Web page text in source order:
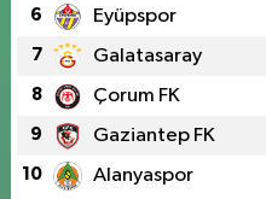
6 Eyüpspor
7 Galatasaray
8 Çorum FK
9 Gaziantep FK
10 Alanyaspor